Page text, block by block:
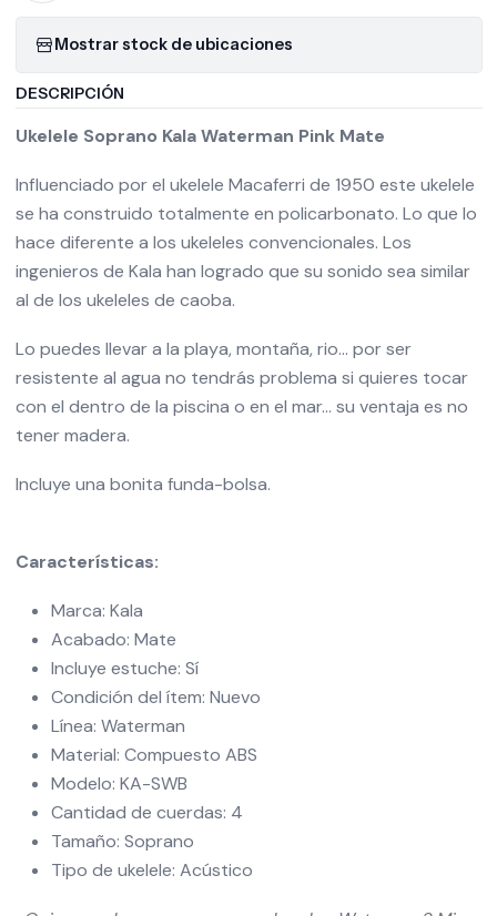
Mostrar stock de ubicaciones
DESCRIPCIÓN
Ukelele Soprano Kala Waterman Pink Mate
Influenciado por el ukelele Macaferri de 1950 este ukelele
se ha construido totalmente en policarbonato. Lo que lo
hace diferente a los ukeleles convencionales. Los
ingenieros de Kala han logrado que su sonido sea similar
al de los ukeleles de caoba.
Lo puedes llevar a la playa, montaña, rio... por ser
resistente al agua no tendrás problema si quieres tocar
con el dentro de la piscina o en el mar... su ventaja es no
tener madera.
Incluye una bonita funda-bolsa.
Características:
Marca: Kala
Acabado: Mate
Incluye estuche: Sí
Condición del ítem: Nuevo
Línea: Waterman
Material: Compuesto ABS
Modelo: KA-SWB
Cantidad de cuerdas: 4
Tamaño: Soprano
Tipo de ukelele: Acústico